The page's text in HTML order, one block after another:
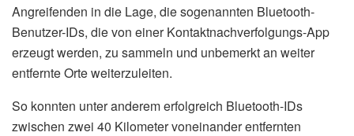
Angreifenden in die Lage, die sogenannten Bluetooth-
Benutzer-IDs, die von einer Kontaktnachverfolgungs-App
erzeugt werden, zu sammeln und unbemerkt an weiter
entfernte Orte weiterzuleiten.
So konnten unter anderem erfolgreich Bluetooth-IDs
zwischen zwei 40 Kilometer voneinander entfernten